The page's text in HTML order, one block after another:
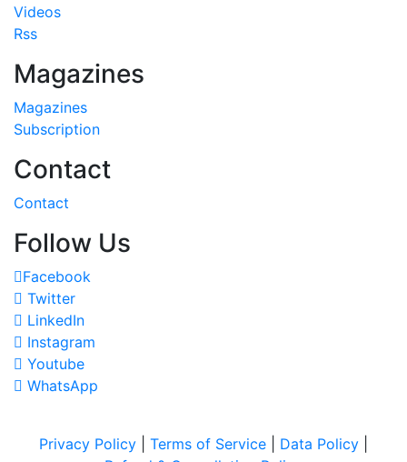
Videos
Rss
Magazines
Magazines
Subscription
Contact
Contact
Follow Us
Facebook
Twitter
LinkedIn
Instagram
Youtube
WhatsApp
Privacy Policy Terms of Service Data Policy